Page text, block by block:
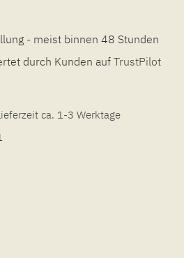
- meist binnen 48 Stunden
durch Kunden auf TrustPilot
ca. 1-3 Werktage